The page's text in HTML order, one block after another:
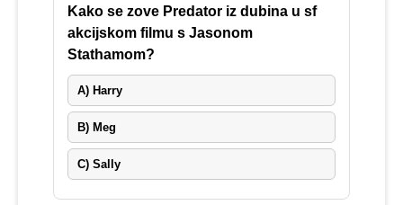
Kako se zove Predator iz dubina u sf
akcijskom filmu s Jasonom
Stathamom?
A) Harry
B) Meg
C) Sally